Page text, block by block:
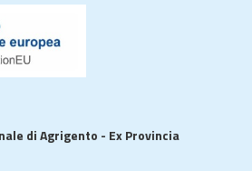
di Agrigento - Ex Provincia